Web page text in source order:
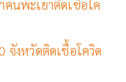
นพะเยาติดเชื้อโค
จังหวัดติดเชื้อโควิด